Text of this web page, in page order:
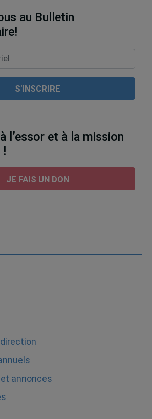
au Bulletin
l’essor et à la mission
JE FAIS UN DON
annonces